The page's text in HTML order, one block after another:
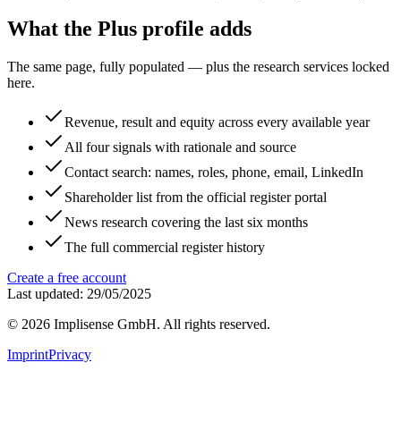
What the Plus profile adds
The same page, fully populated — plus the research services locked
here.
Revenue, result and equity across every available year
All four signals with rationale and source
Contact search: names, roles, phone, email, LinkedIn
Shareholder list from the official register portal
News research covering the last six months
The full commercial register history
Create a free account
Last updated: 29/05/2025
© 2026 Implisense GmbH. All rights reserved.
ImprintPrivacy